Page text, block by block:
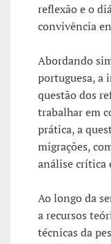
reflexão e o
convivência
Abordando
portuguesa, a
questão dos
trabalhar em
prática, a
migrações,
análise crítica
Ao longo da
a recursos
técnicas da